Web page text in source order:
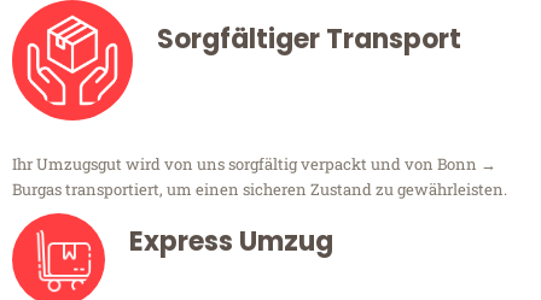
Sorgfältiger Transport
Ihr Umzugsgut wird von uns sorgfältig verpackt und von Bonn →
Burgas transportiert, um einen sicheren Zustand zu gewährleisten.
Express Umzug